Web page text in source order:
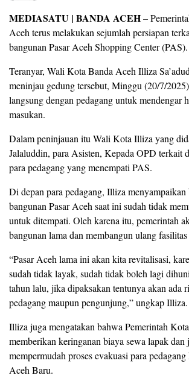
MEDIASATU | BANDA ACEH–
Aceh terus melakukan sejumlah persiapan
bangunan Pasar Aceh Shopping Center (PAS).
Teranyar, Wali Kota Banda Aceh Illiza
meninjau gedung tersebut, Minggu (20/7/
langsung dengan pedagang untuk mendengar
masukan.
Dalam peninjauan itu Wali Kota Illiza yang
Jalaluddin, para Asisten, Kepada OPD terkait
para pedagang yang menempati PAS.
Di depan para pedagang, Illiza
bangunan Pasar Aceh saat ini sudah tidak
untuk ditempati. Oleh karena itu, pemerintah
bangunan lama dan membangun ulang fasilitas
“Pasar Aceh lama ini akan kita revitalisasi,
sudah tidak layak, sudah tidak boleh lagi
tahun lalu, jika dipaksakan tentunya akan ada
pedagang maupun pengunjung,” ungkap Illiza.
Illiza juga mengatakan bahwa Pemerintah
memberikan keringanan biaya sewa lapak
mempermudah proses evakuasi para
Aceh Baru.